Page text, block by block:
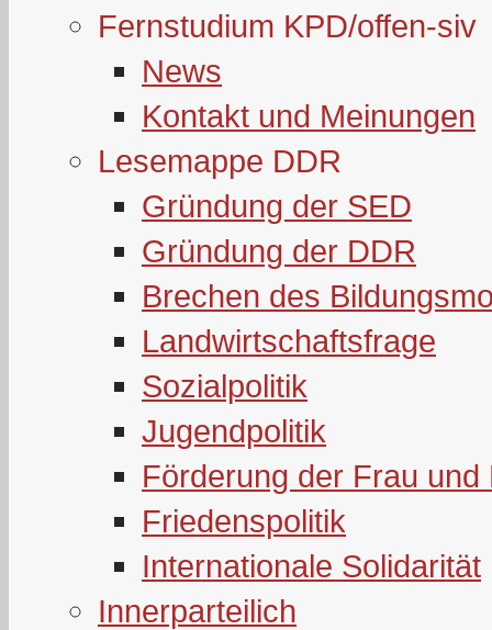
Fernstudium KPD/offen-siv
News
Kontakt und Meinungen
Lesemappe DDR
Gründung der SED
Gründung der DDR
Brechen des
Landwirtschaftsfrage
Sozialpolitik
Jugendpolitik
Förderung der Frau und
Friedenspolitik
Internationale Solidarität
Innerparteilich